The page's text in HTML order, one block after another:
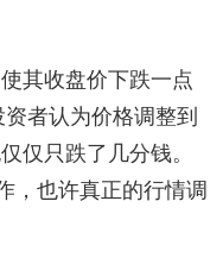
其收盘价下跌一点
者认为价格调整到
仅只跌了几分钱。
，也许真正的行情调